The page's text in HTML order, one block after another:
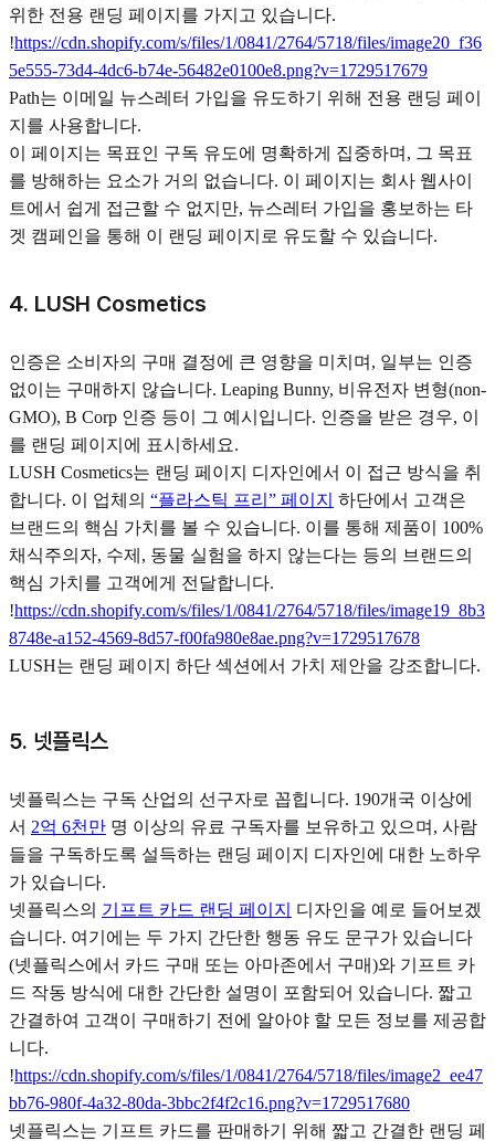
위한 전용 랜딩 페이지를 가지고 있습니다.
!https://cdn.shopify.com/s/files/1/0841/2764/5718/files/image20_f36
5e555-73d4-4dc6-b74e-56482e0100e8.png?v=1729517679
Path는 이메일 뉴스레터 가입을 유도하기 위해 전용 랜딩 페이
지를 사용합니다.
이 페이지는 목표인 구독 유도에 명확하게 집중하며, 그 목표
를 방해하는 요소가 거의 없습니다. 이 페이지는 회사 웹사이
트에서 쉽게 접근할 수 없지만, 뉴스레터 가입을 홍보하는 타
겟 캠페인을 통해 이 랜딩 페이지로 유도할 수 있습니다.
4. LUSH Cosmetics
인증은 소비자의 구매 결정에 큰 영향을 미치며, 일부는 인증
없이는 구매하지 않습니다. Leaping Bunny, 비유전자 변형(non-
GMO), B Corp 인증 등이 그 예시입니다. 인증을 받은 경우, 이
를 랜딩 페이지에 표시하세요.
LUSH Cosmetics는 랜딩 페이지 디자인에서 이 접근 방식을 취
합니다. 이 업체의 “플라스틱 프리” 페이지 하단에서 고객은
브랜드의 핵심 가치를 볼 수 있습니다. 이를 통해 제품이 100%
채식주의자, 수제, 동물 실험을 하지 않는다는 등의 브랜드의
핵심 가치를 고객에게 전달합니다.
!https://cdn.shopify.com/s/files/1/0841/2764/5718/files/image19_8b3
8748e-a152-4569-8d57-f00fa980e8ae.png?v=1729517678
LUSH는 랜딩 페이지 하단 섹션에서 가치 제안을 강조합니다.
5. 넷플릭스
넷플릭스는 구독 산업의 선구자로 꼽힙니다. 190개국 이상에
서 2억 6천만 명 이상의 유료 구독자를 보유하고 있으며, 사람
들을 구독하도록 설득하는 랜딩 페이지 디자인에 대한 노하우
가 있습니다.
넷플릭스의 기프트 카드 랜딩 페이지
디자인을 예로 들어보겠
습니다. 여기에는 두 가지 간단한 행동 유도 문구가 있습니다
(넷플릭스에서 카드 구매 또는 아마존에서 구매)와 기프트 카
드 작동 방식에 대한 간단한 설명이 포함되어 있습니다. 짧고
간결하여 고객이 구매하기 전에 알아야 할 모든 정보를 제공합
니다.
!https://cdn.shopify.com/s/files/1/0841/2764/5718/files/image2_ee47
bb76-980f-4a32-80da-3bbc2f4f2c16.png?v=1729517680
넷플릭스는 기프트 카드를 판매하기 위해 짧고 간결한 랜딩 페